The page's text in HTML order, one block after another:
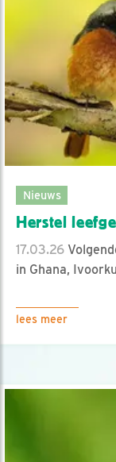
Nieuws
Herstel
17.03.26
in Ghana,
lees meer